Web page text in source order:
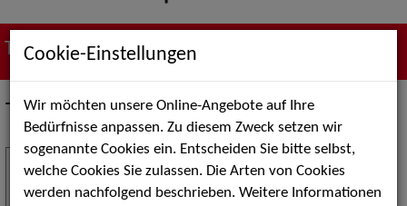
Termine
Termine
Stuttgart Street Art
Kunst, Live-Acts und Aktionen für Kinder und
18
JUL
Cookie-Einstellungen
Wir möchten unsere Online-Angebote auf Ihre
Bedürfnisse anpassen. Zu diesem Zweck setzen wir
sogenannte Cookies ein. Entscheiden Sie bitte selbst,
welche Cookies Sie zulassen. Die Arten von Cookies
werden nachfolgend beschrieben. Weitere Informationen